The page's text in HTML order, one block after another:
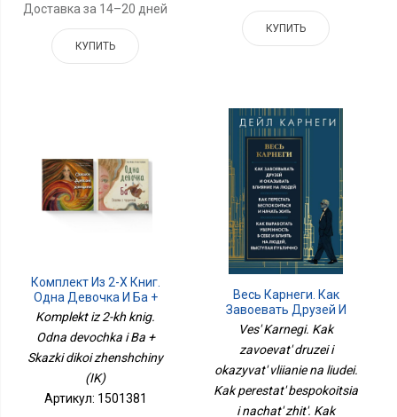
Доставка за 14–20 дней
КУПИТЬ
КУПИТЬ
Комплект Из 2-Х Книг.
Одна Девочка И Ба +
Сказки Дикой Женщины
Komplekt iz 2-kh knig.
Odna devochka i Ba +
Skazki dikoi zhenshchiny
(IK)
Артикул: 1501381
Весь Карнеги. Как
Завоевать Друзей И
Оказывать Влияние На
Людей. Как Перестать
Беспокоится И Начать
Жить. Как Выработать
Уверенность В Себе И
Влиять..
Ves' Karnegi. Kak
zavoevat' druzei i
okazyvat' vliianie na liudei.
Kak perestat' bespokoitsia
i nachat' zhit'. Kak